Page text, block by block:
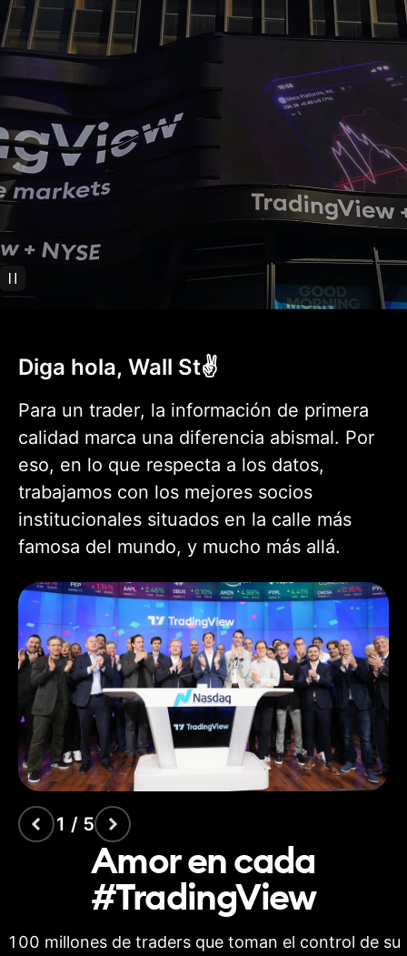
Diga hola, Wall St✌️
Para un trader, la información de primera
calidad marca una diferencia abismal. Por
eso, en lo que respecta a los datos,
trabajamos con los mejores socios
institucionales situados en la calle más
famosa del mundo, y mucho más allá.
1 / 5
Amor en cada
#TradingView
100 millones de traders que toman el control de su